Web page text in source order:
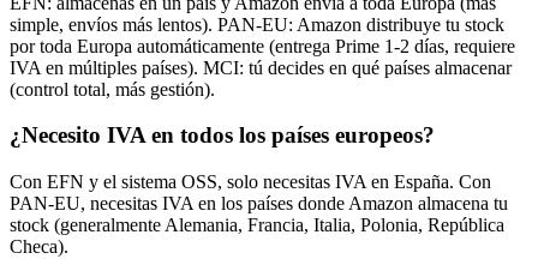
simple, envíos más lentos). PAN-EU: Amazon distribuye tu stock
por toda Europa automáticamente (entrega Prime 1-2 días, requiere
IVA en múltiples países). MCI: tú decides en qué países almacenar
(control total, más gestión).
¿Necesito IVA en todos los países europeos?
Con EFN y el sistema OSS, solo necesitas IVA en España. Con
PAN-EU, necesitas IVA en los países donde Amazon almacena tu
stock (generalmente Alemania, Francia, Italia, Polonia, República
Checa).